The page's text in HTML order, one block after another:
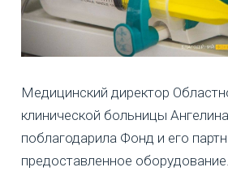
Медицинский директор
клинической больницы
поблагодарила Фонд и его
предоставленное оборудование.